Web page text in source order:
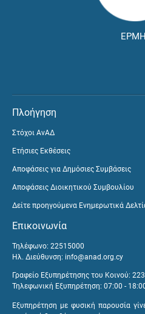
Πλοήγηση
Στόχοι ΑνΑΔ
Ετήσιες Εκθέσεις
Αποφάσεις για Δημόσιες Συμβάσεις
Αποφάσεις Διοικητικού Συμβουλίου
Δείτε προηγούμενα Ενημερωτικά
Επικοινωνία
Τηλέφωνο: 22515000
Ηλ. Διεύθυνση: info@anad.org.cy
Γραφείο Εξυπηρέτησης του Κοινού:
Τηλεφωνική Εξυπηρέτηση: 07:00 -
Εξυπηρέτηση με φυσική παρουσία